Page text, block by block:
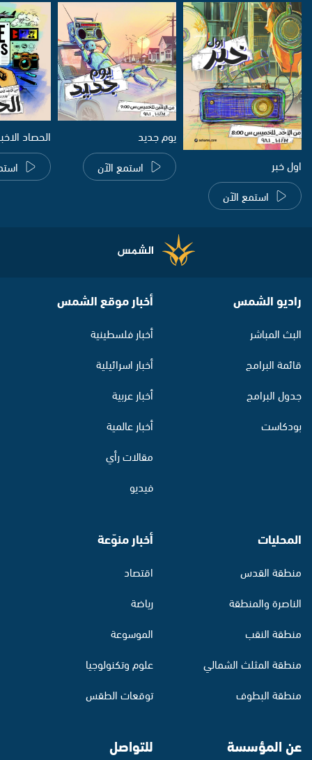
اول خبر
استمع الآن
يوم جديد
استمع الآن
الحصاد
راديو الشمس
البث المباشر
قائمة البرامج
جدول البرامج
بودكاست
أخبار موقع الشمس
أخبار فلسطينية
أخبار اسرائيلية
أخبار عربية
أخبار عالمية
مقالات رأي
فيديو
المحليات
منطقة القدس
الناصرة والمنطقة
منطقة النقب
منطقة المثلث الشمالي
منطقة البطوف
أخبار منوّعة
اقتصاد
رياضة
الموسوعة
علوم وتكنولوجيا
توقعات الطقس
عن المؤسسة للتواصل